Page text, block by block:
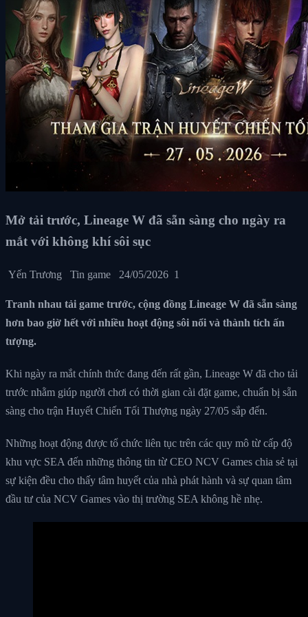
Mở tải trước, Lineage W đã sẵn sàng cho ngày ra
mắt với không khí sôi sục
Yến Trương Tin game 24/05/2026 1
Tranh nhau tải game trước, cộng đồng Lineage W đã sẵn sàng
hơn bao giờ hết với nhiều hoạt động sôi nổi và thành tích ấn
tượng.
Khi ngày ra mắt chính thức đang đến rất gần, Lineage W đã cho tải
trước nhằm giúp người chơi có thời gian cài đặt game, chuẩn bị sẵn
sàng cho trận Huyết Chiến Tối Thượng ngày 27/05 sắp đến.
Những hoạt động được tổ chức liên tục trên các quy mô từ cấp độ
khu vực SEA đến những thông tin từ CEO NCV Games chia sẻ tại
sự kiện đều cho thấy tâm huyết của nhà phát hành và sự quan tâm
đầu tư của NCV Games vào thị trường SEA không hề nhẹ.